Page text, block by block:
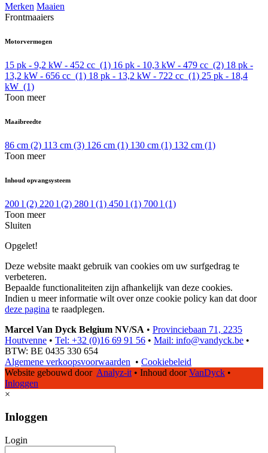
Merken Maaien
Frontmaaiers
Motorvermogen
15 pk - 9,2 kW - 452 cc (1) 16 pk - 10,3 kW - 479 cc (2) 18 pk -
13,2 kW - 656 cc (1) 18 pk - 13,2 kW - 722 cc (1) 25 pk - 18,4
kW (1)
Toon meer
Maaibreedte
86 cm (2) 113 cm (3) 126 cm (1) 130 cm (1) 132 cm (1)
Toon meer
Inhoud opvangsysteem
200 l (2) 220 l (2) 280 l (1) 450 l (1) 700 l (1)
Toon meer
Sluiten
Opgelet!
Deze website maakt gebruik van cookies om uw surfgedrag te
verbeteren.
Bepaalde functionaliteiten zijn afhankelijk van deze cookies.
Indien u meer informatie wilt over onze cookie policy kan dat door
deze pagina te raadplegen.
Marcel Van Dyck Belgium NV/SA • Provinciebaan 71, 2235
Houtvenne • Tel: +32 (0)16 69 91 56 • Mail: info@vandyck.be •
BTW: BE 0435 330 654
Algemene verkoopsvoorwaarden • Cookiebeleid
Website gebouwd door Analyz-it • Inhoud doorVanDyck •
Inloggen
×
Inloggen
Login